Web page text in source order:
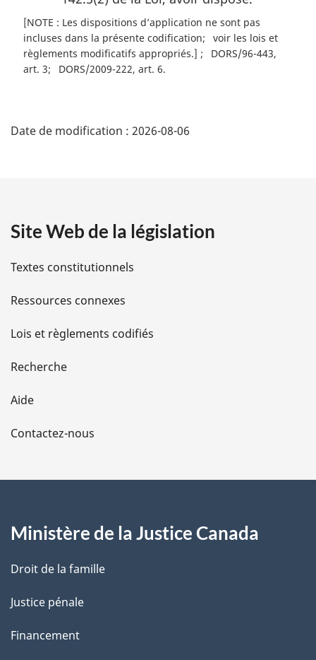
[NOTE : Les dispositions d’application ne sont pas
incluses dans la présente codification
voir les lois et
règlements modificatifs appropriés.]
DORS/96-443,
art. 3
DORS/2009-222, art. 6
é
i
l
s
d
e
l
a
e
Date de modification : 2026-08-06
Site Web de la législation
Textes constitutionnels
Ressources connexes
Lois et règlements codifiés
Recherche
Aide
Contactez-nous
Ministère de la Justice Canada
Droit de la famille
Justice pénale
Financement